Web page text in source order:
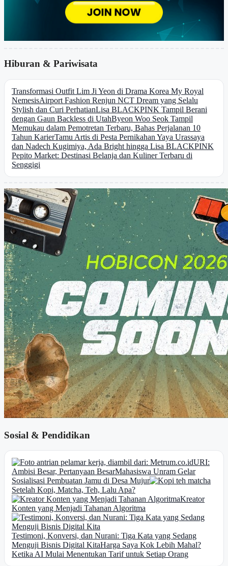
Hiburan & Pariwisata
Transformasi Outfit Lim Ji Yeon di Drama Korea My Royal
NemesisAirport Fashion Renjun NCT Dream yang Selalu
Stylish dan Curi PerhatianLisa BLACKPINK Tampil Berani
dengan Gaun Backless di UtahByeon Woo Seok Tampil
Memukau dalam Pemotretan Terbaru, Bahas Perjalanan 10
Tahun KarierTamu Artis di Pesta Pernikahan Yaya Urassaya
dan Nadech Kugimiya, Ada Bright hingga Lisa BLACKPINK
Pepito Market: Destinasi Belanja dan Kuliner Terbaru di
Senggigi
Sosial & Pendidikan
URI:
Ambisi Besar, Pertanyaan BesarMahasiswa Unram Gelar
Sosialisasi Pembuatan Jamu di Desa Mujur
Setelah Kopi, Matcha, Teh, Lalu Apa?
Kreator
Konten yang Menjadi Tahanan Algoritma
Testimoni, Konversi, dan Nurani: Tiga Kata yang Sedang
Menguji Bisnis Digital KitaHarga Saya Kok Lebih Mahal?
Ketika AI Mulai Menentukan Tarif untuk Setiap Orang